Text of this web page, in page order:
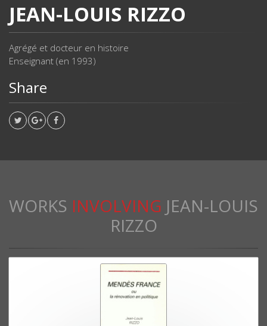
JEAN-LOUIS RIZZO
Agrégé et docteur en histoire
Enseignant (en 1993)
Share
WORKS INVOLVING JEAN-LOUIS
RIZZO